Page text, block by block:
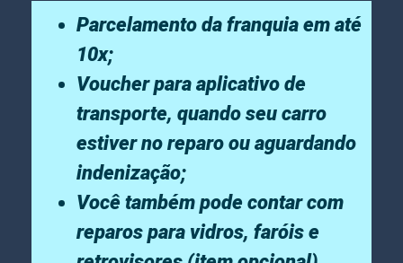
Parcelamento da franquia em até
10x;
Voucher para aplicativo de
transporte, quando seu carro
estiver no reparo ou aguardando
indenização;
Você também pode contar com
reparos para vidros, faróis e